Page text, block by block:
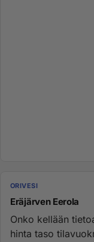
ORIVESI
Eräjärven Eerola
Onko kellään
hinta taso